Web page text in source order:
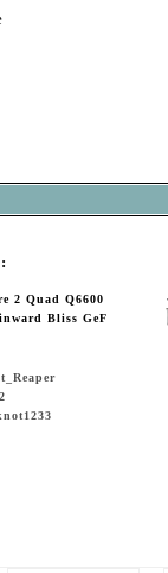
2 Quad Q6600
Bliss GeF